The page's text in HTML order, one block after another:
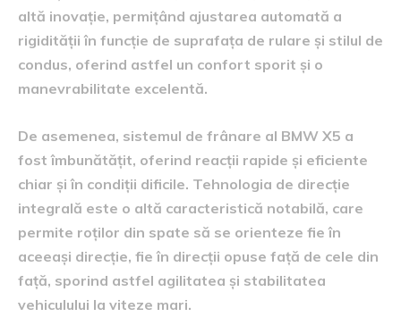
altă inovație, permițând ajustarea automată a
rigidității în funcție de suprafața de rulare și stilul de
condus, oferind astfel un confort sporit și o
manevrabilitate excelentă.
De asemenea, sistemul de frânare al BMW X5 a
fost îmbunătățit, oferind reacții rapide și eficiente
chiar și în condiții dificile. Tehnologia de direcție
integrală este o altă caracteristică notabilă, care
permite roților din spate să se orienteze fie în
aceeași direcție, fie în direcții opuse față de cele din
față, sporind astfel agilitatea și stabilitatea
vehiculului la viteze mari.